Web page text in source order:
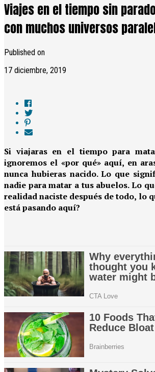
Viajes en el tiempo sin
con muchos universos
Published on
17 diciembre, 2019
Si viajaras en el tiempo para
ignoremos el «por qué» aquí, en
nunca hubieras nacido. Lo que
nadie para matar a tus abuelos. Lo
realidad naciste después de todo, lo
está pasando aquí?